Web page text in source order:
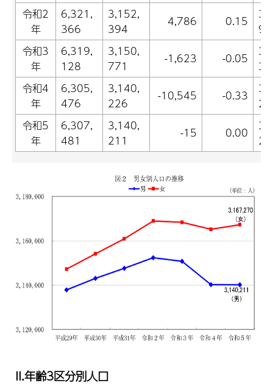
令和2
年
6,321,
366
3,152,
394
4,786 0.15
令和3
年
6,319,
128
3,150,
771
-1,623 -0.05
令和4
年
6,305,
476
3,140,
226
-10,545 -0.33
令和5
年
6,307,
481
3,140,
211
-15 0.00
II.年齢3区分別人口